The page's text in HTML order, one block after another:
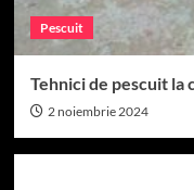
Pescuit
Tehnici de pescuit la
2 noiembrie 2024